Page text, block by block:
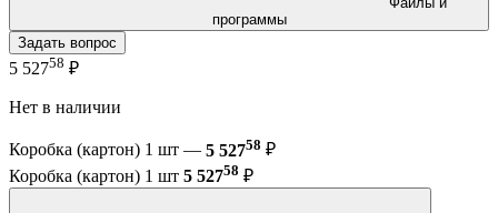
программы
Задать вопрос
5 52758 ₽
Нет в наличии
Коробка (картон) 1 шт — 5 52758 ₽
Коробка (картон) 1 шт 5 52758 ₽